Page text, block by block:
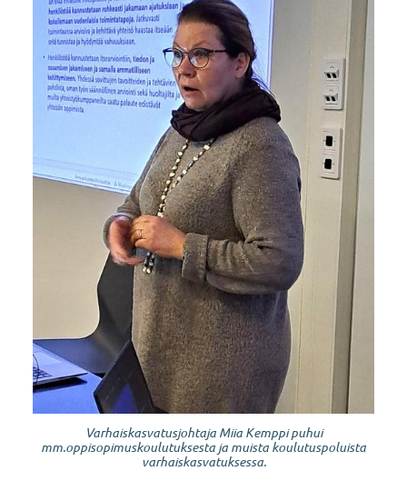
Varhaiskasvatusjohtaja Miia Kemppi puhui
mm.oppisopimuskoulutuksesta ja muista koulutuspoluista
varhaiskasvatuksessa.